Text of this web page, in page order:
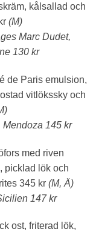
kålsallad och
(M)
Marc Dudet,
130 kr
de Paris emulsion,
vitlökssky och
145 kr
med riven
picklad lök och
345 kr (M, Ä)
147 kr
ost, friterad lök,